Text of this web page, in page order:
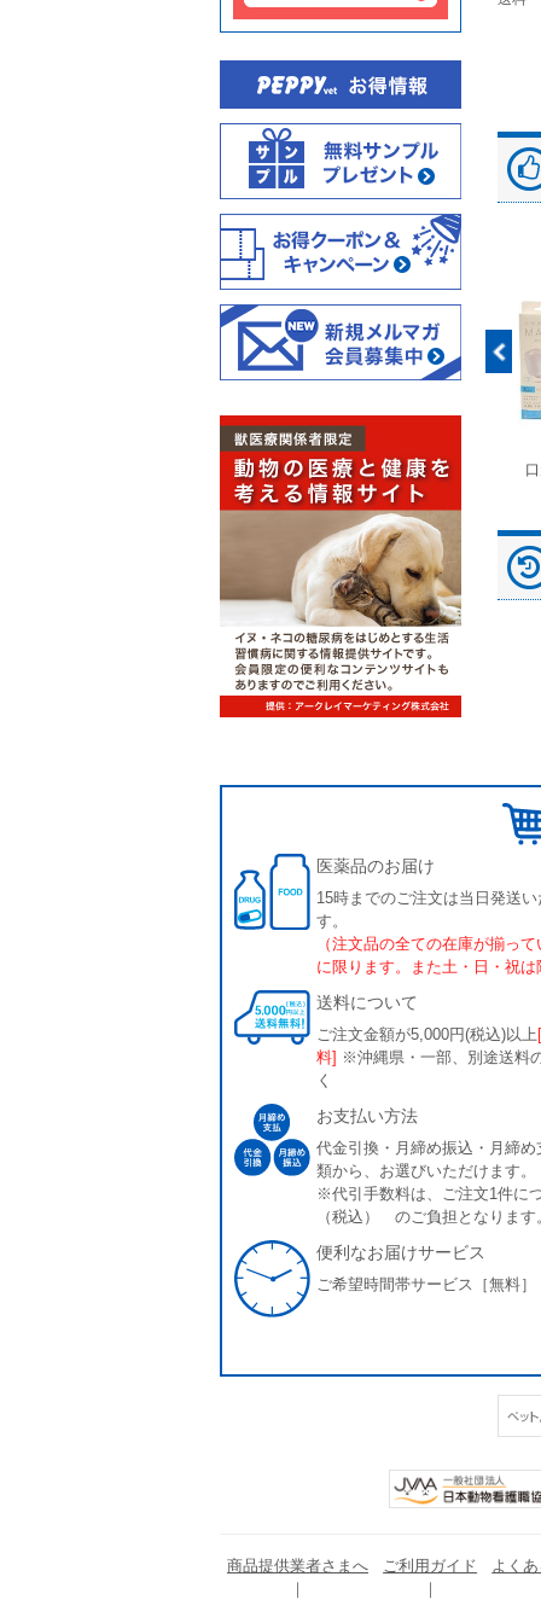
◆劇)ｲｿﾌﾙﾗﾝ吸入麻酔
液｢VTRS｣ ｳﾞｨｱﾄﾘｽ...
ペピイマジカルシーツ
（中厚型ペットシー
ツ）
医薬品のお届け
15時までのご注文は当日発送
す。
（注文品の全ての在庫が揃っ
に限ります。また土・日・祝は
送料について
ご注文金額が5,000円(税込)以上
料] ※沖縄県・一部、別途送料
く
お支払い方法
代金引換・月締め振込・月締め
類から、お選びいただけます。
※代引手数料は、ご注文1件に
（税込） のご負担となります
便利なお届けサービス
ご希望時間帯サービス［無料］
商品提供業者さまへ ご利用ガイド よく